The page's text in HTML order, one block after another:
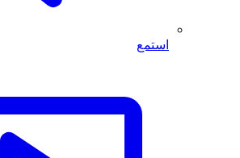
استمع